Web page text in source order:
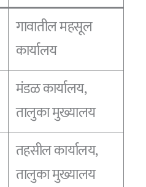
गावातील महसूल
कार्यालय
मंडळ कार्यालय,
तालुका मुख्यालय
तहसील कार्यालय,
तालुका मुख्यालय